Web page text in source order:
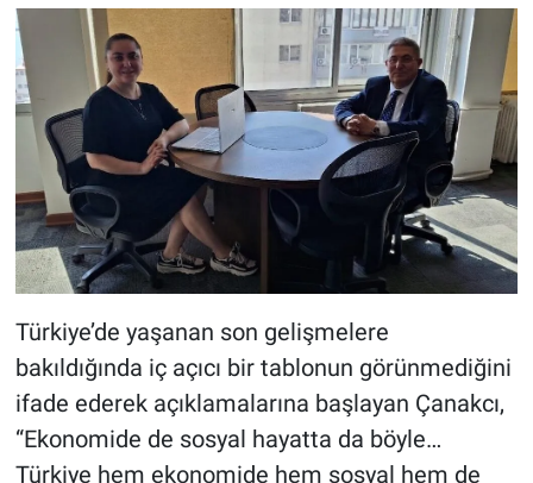
Türkiye’de yaşanan son gelişmelere
bakıldığında iç açıcı bir tablonun görünmediğini
ifade ederek açıklamalarına başlayan Çanakcı,
“Ekonomide de sosyal hayatta da böyle…
Türkiye hem ekonomide hem sosyal hem de